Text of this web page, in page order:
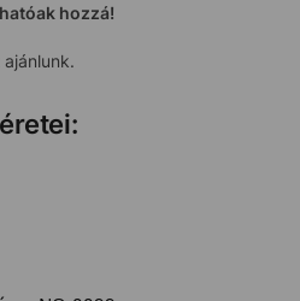
hozzá!